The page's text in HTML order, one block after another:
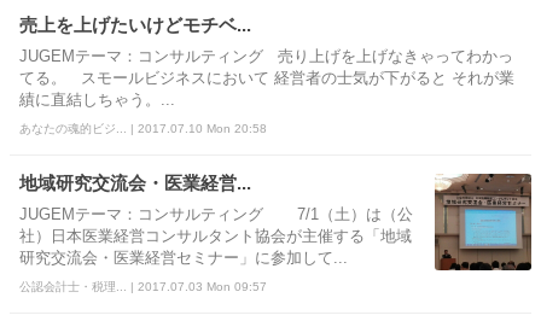
売上を上げたいけどモチベ...
JUGEMテーマ：コンサルティング 売り上げを上げなきゃってわかっ
てる。 スモールビジネスにおいて 経営者の士気が下がると それが業
績に直結しちゃう。...
あなたの魂的ビジ... | 2017.07.10 Mon 20:58
地域研究交流会・医業経営...
JUGEMテーマ：コンサルティング 7/1（土）は（公
社）日本医業経営コンサルタント協会が主催する「地域
研究交流会・医業経営セミナー」に参加して...
公認会計士・税理... | 2017.07.03 Mon 09:57